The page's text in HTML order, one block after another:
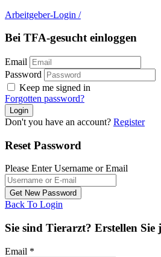
Arbeitgeber-Login /
Bei TFA-gesucht einloggen
Email
Password
Keep me signed in
Forgotten password?
Don't you have an account? Register
Reset Password
Please Enter Username or Email
Back To Login
Sie sind Tierarzt? Erstellen Sie
Email *